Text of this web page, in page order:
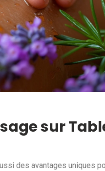
sur
des avantages uniques